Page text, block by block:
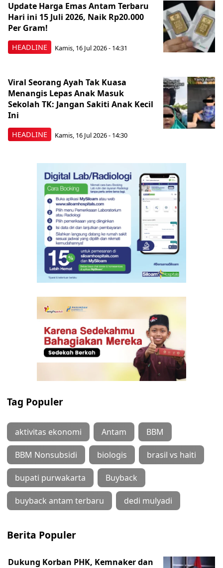
HEADLINE
Update Harga Emas Antam Terbaru
Hari ini 15 Juli 2026, Naik Rp20.000
Per Gram!
Kamis, 16 Jul 2026 - 14:31
HEADLINE
Viral Seorang Ayah Tak Kuasa
Menangis Lepas Anak Masuk
Sekolah TK: Jangan Sakiti Anak Kecil
Ini
Kamis, 16 Jul 2026 - 14:30
Tag Populer
aktivitas ekonomi Antam BBM
BBM Nonsubsidi biologis brasil vs haiti
bupati purwakarta Buyback
buyback antam terbaru dedi mulyadi
Berita Populer
Dukung Korban PHK, Kemnaker dan